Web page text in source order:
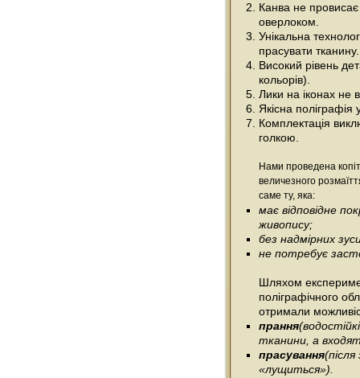
Канва не провисає
оверлоком.
Унікальна
прасувати тканину.
Високий рівень
кольорів).
Лики на іконах не
Якісна
Комплектація
голкою.
Нами проведена
величезного
саме ту, яка:
має відповідне
живопису;
без надмірних
не потребує
Шляхом
поліграфічного
отримали
прання
тканини, а
прасування
«лущиться»).